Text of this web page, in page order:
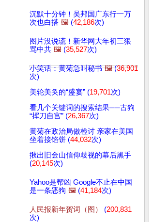
沉默十分钟！吴邦国广东行一万
次也白搭 🖼️ (42,186次)
图片没说谎！新华网大年初三狠
骂中共 🖼️ (35,527次)
小笑话：黄菊急叫秘书 🖼️(36,901
次)
美轮美奂的“盛宴” (19,701次)
看几个关键词的搜索结果──古狗
“挥刀自宫” (26,367次)
黄菊在政治局做检讨 亲家在美国
坐着接馅饼 (44,032次)
揪出旧金山信仰歧视的幕后黑手
(20,145次)
Yahoo是帮凶 Google不止在中国
是一条恶狗 🖼️ (41,184次)
人民报新年贺词（图） (200,831
次)